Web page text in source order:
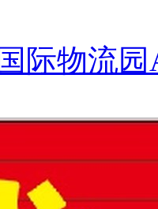
际物流